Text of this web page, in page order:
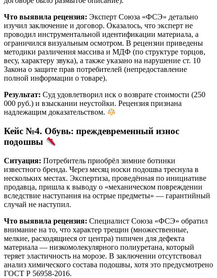
Что выявила рецензия: Эксперт Союза «ФСЭ» детально
изучил заключение и договор. Оказалось, что эксперт не
проводил инструментальной идентификации материала, а
ограничился визуальным осмотром. В рецензии приведены
методики различения массива и МДФ (по структуре торцов,
весу, характеру звука), а также указано на нарушение ст. 10
Закона о защите прав потребителей (непредоставление
полной информации о товаре).
Результат: Суд удовлетворил иск о возврате стоимости (250
000 руб.) и взыскании неустойки. Рецензия признана
надлежащим доказательством.
Кейс №4. Обувь: преждевременный износ
подошвы
Ситуация: Потребитель приобрёл зимние ботинки
известного бренда. Через месяц носки подошва треснула в
нескольких местах. Экспертиза, проведённая по инициативе
продавца, пришла к выводу о «механическом повреждении
вследствие наступания на острые предметы» — гарантийный
случай не наступил.
Что выявила рецензия: Специалист Союза «ФСЭ» обратил
внимание на то, что характер трещин (множественные,
мелкие, расходящиеся от центра) типичен для дефекта
материала — низкомолекулярного полиуретана, который
теряет эластичность на морозе. В заключении отсутствовал
анализ химического состава подошвы, хотя это предусмотрено
ГОСТ Р 56958-2016.